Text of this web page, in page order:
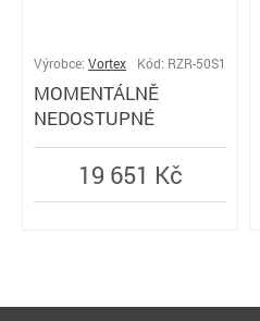
Výrobce: Vortex Kód: RZR-50S1
MOMENTÁLNĚ
NEDOSTUPNÉ
19 651 Kč